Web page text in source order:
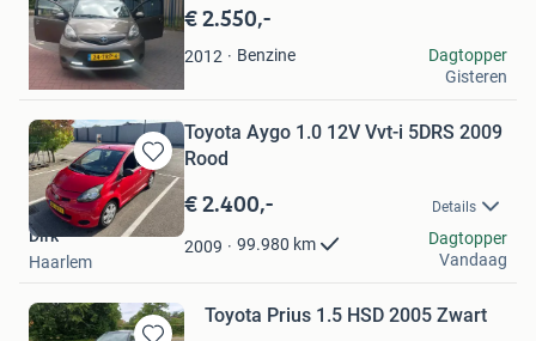
Favorieten€ 2.550,-
2012 Benzine
rachid_kayoem44
Amsterdam
Dagtopper
Gisteren
Bewaren
in
Mijn
Favorieten
Toyota Aygo 1.0 12V Vvt-i 5DRS 2009
Rood
€ 2.400,- Details
2009 99.980 km
Dirk
Haarlem
Dagtopper
Vandaag
Toyota Prius 1.5 HSD 2005 Zwart